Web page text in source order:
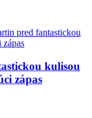
kulisou
zápas